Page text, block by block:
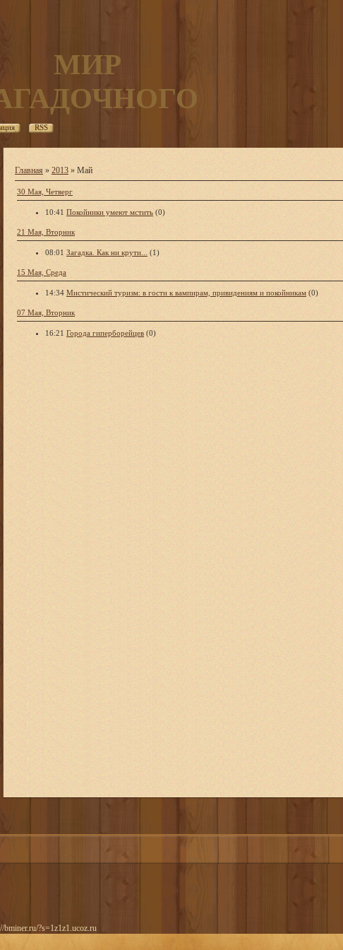
МИР
RSS
Главная » 2013 » Май
30 Мая, Четверг
10:41 Покойники умеют мстить (0)
21 Мая, Вторник
08:01 Загадка. Как ни крути... (1)
15 Мая, Среда
14:34 Мистический туризм: в гости к вампирам, привидениям и покойникам (0)
07 Мая, Вторник
16:21 Города гиперборейцев (0)
bminer.ru/?s=1z1z1.ucoz.ru